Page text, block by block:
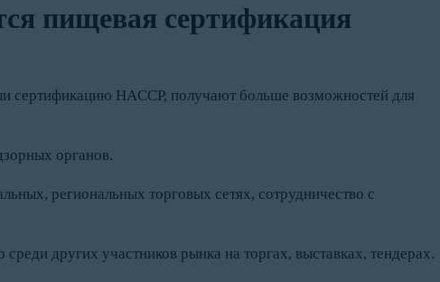
пищевая сертификация
сертификацию HACCP, получают больше возможностей для
органов.
региональных торговых сетях, сотрудничество с
других участников рынка на торгах, выставках, тендерах.